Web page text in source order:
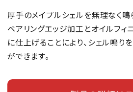
厚手のメイプルシェルを無理なく鳴
ベアリングエッジ加工とオイルフィ
に仕上げることにより、シェル鳴り
ができます。